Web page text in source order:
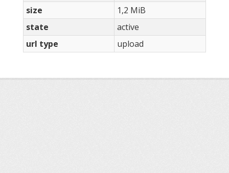
size
1,2 MiB
state
active
url type
upload